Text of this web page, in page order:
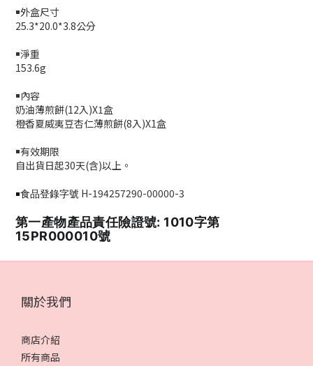
￭外盒尺寸
25.3*20.0*3.8公分
￭淨重
153.6g
￭內容
奶油薄煎餅(12入)X1盒
橙香夏威夷豆杏仁薄煎餅(8入)X1盒
￭有效期限
自出貨日起30天(含)以上。
￭食品登錄字號 H-194257290-00000-3
第一產物產品責任險證號: 1010字第
15PR000010號
關於我們
商店介紹
所有商品